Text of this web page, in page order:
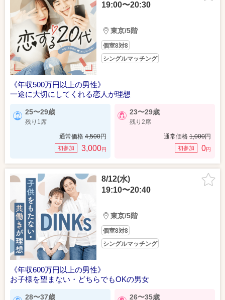
19:00〜20:30
東京/5階
個室8対8
シングルマッチング
《年収500万円以上の男性》
一途に大切にしてくれる恋人が理想
25〜29歳
残り1席
通常価格 4,500円
初参加 3,000円
23〜29歳
残り2席
通常価格 1,000円
初参加 0円
8/12(水)
19:10〜20:40
東京/5階
個室8対8
シングルマッチング
《年収600万円以上の男性》
お子様を望まない・どちらでもOKの男女
28〜37歳 26〜35歳